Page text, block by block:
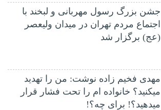
جشن بزرگ رسول مهربانی و لبخند با
اجتماع مردم تهران در میدان ولیعصر
(عج) برگزار شد
مهدی فخیم زاده نوشت: من را تهدید
میکنید؟ خانواده ام را‌ تحت فشار قرار
میدهید؟! برای چه؟!